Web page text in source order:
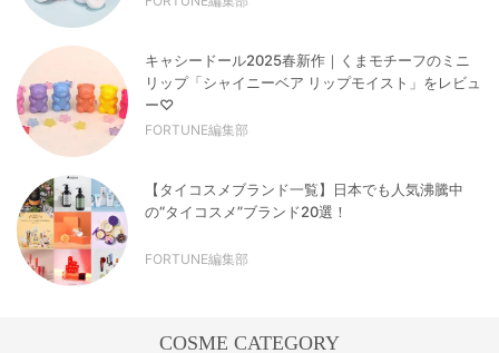
キャシードール2025春新作｜くまモチーフのミニ
リップ「シャイニーベア リップモイスト」をレビュ
ー♡
FORTUNE編集部
【タイコスメブランド一覧】日本でも人気沸騰中
の“タイコスメ”ブランド20選！
FORTUNE編集部
COSME CATEGORY